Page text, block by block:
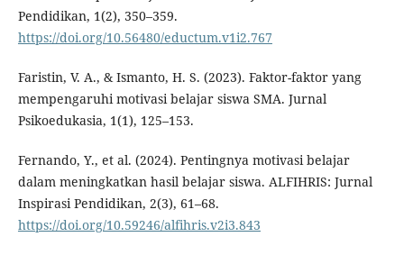
Pendidikan, 1(2), 350–359.
https://doi.org/10.56480/eductum.v1i2.767
Faristin, V. A., & Ismanto, H. S. (2023). Faktor-faktor yang
mempengaruhi motivasi belajar siswa SMA. Jurnal
Psikoedukasia, 1(1), 125–153.
Fernando, Y., et al. (2024). Pentingnya motivasi belajar
dalam meningkatkan hasil belajar siswa. ALFIHRIS: Jurnal
Inspirasi Pendidikan, 2(3), 61–68.
https://doi.org/10.59246/alfihris.v2i3.843